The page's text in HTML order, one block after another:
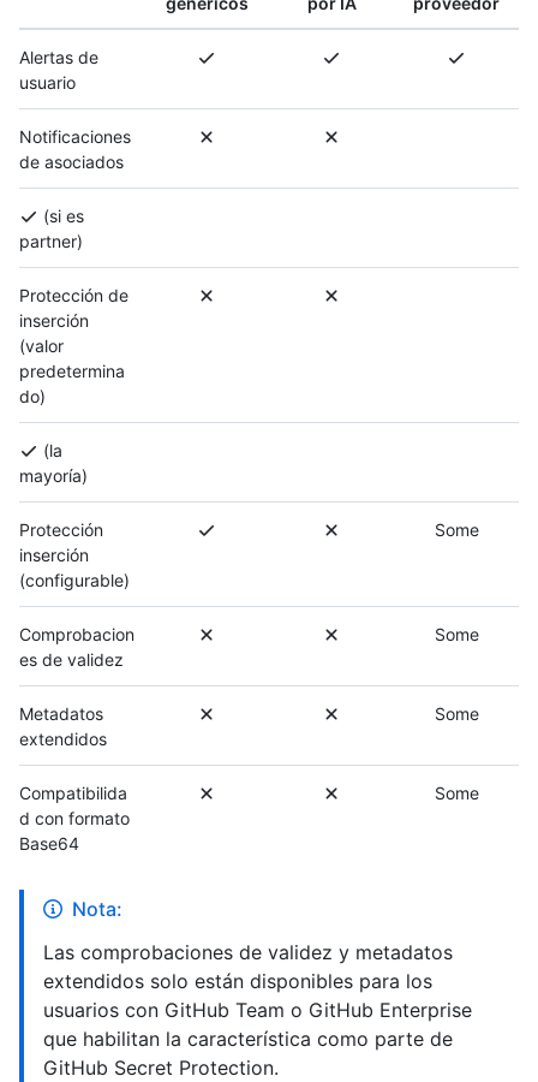
Alertas de
usuario
Notificaciones
de asociados
(si es
partner)
Protección de
inserción
(valor
predetermina
do)
(la
mayoría)
Protección
inserción
(configurable)
Some
Comprobacion
es de validez
Some
Metadatos
extendidos
Some
Compatibilida
d con formato
Base64
Some
Nota:
Las comprobaciones de validez y metadatos
extendidos solo están disponibles para los
usuarios con GitHub Team o GitHub Enterprise
que habilitan la característica como parte de
GitHub Secret Protection.